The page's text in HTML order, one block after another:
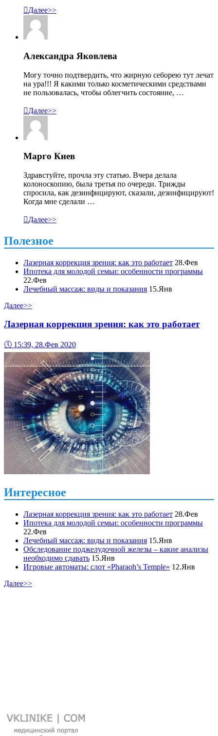
Далее>>
Александра Яковлева
Могу точно подтвердить, что жирную себорею тут лечат
на ура!!! Я какими только косметическими средствами
не пользовалась, чтобы облегчить состояние, …
Далее>>
Марго Киев
Здравстуйте, прочла эту статью. Вчера делала
колоноскопию, была третья по очереди. Трижды
спросила, как дезинфицируют, сказали, дезинфицируют!
Когда мне сделали …
Далее>>
Полезное
Лазерная коррекция зрения: как это работает 28.Фев
Ипотека для молодой семьи: особенности программы
22.Фев
Лечебный массаж: виды и показания 15.Янв
Далее>>
Лазерная коррекция зрения: как это работает
🕔 15:39, 28.Фев 2020
Интересное
Лазерная коррекция зрения: как это работает 28.Фев
Ипотека для молодой семьи: особенности программы
22.Фев
Лечебный массаж: виды и показания 15.Янв
Обследование поджелудочной железы – какие анализы
необходимо сдавать 15.Янв
Игровые автоматы: слот «Pharaoh’s Temple» 12.Янв
Далее>>